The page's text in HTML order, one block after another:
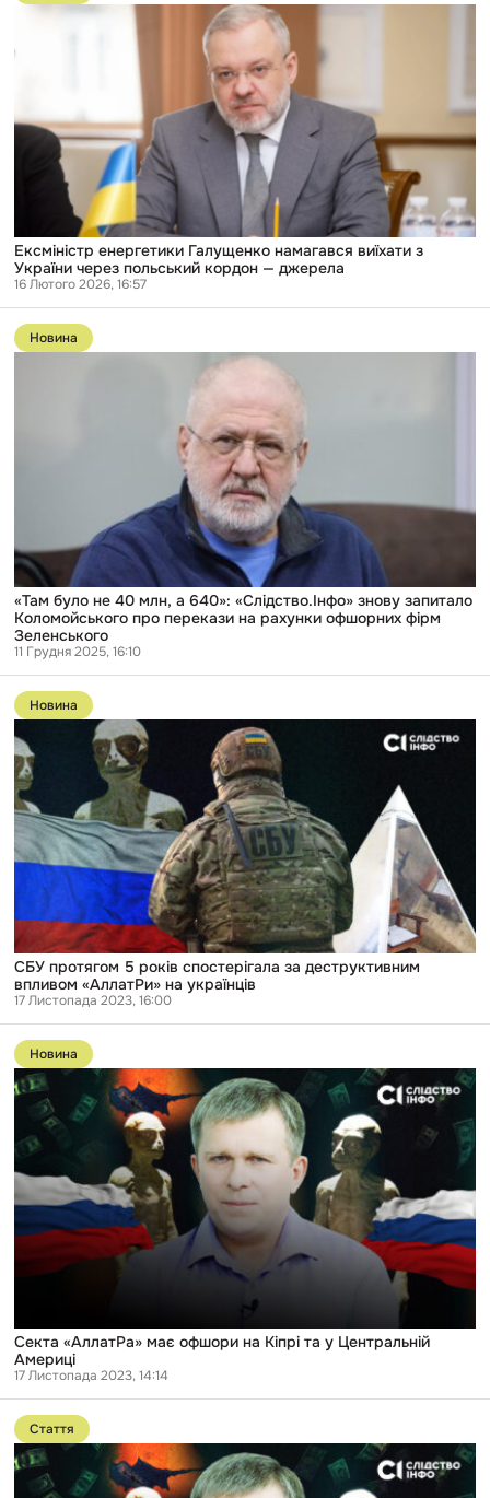
Ексміністр
Галущенко
України
польський
джерела
Ексміністр енергетики Галущенко намагався виїхати з
України через польський кордон — джерела
16 Лютого 2026, 16:57
Перейти
до
публікації
Коломойського
про
перекази
на
рахунки
офшорних
фірм
Зеленського
Новина
«Там було не 40 млн, а 640»: «Слідство.Інфо» знову запитало
Коломойського про перекази на рахунки офшорних фірм
Зеленського
11 Грудня 2025, 16:10
Перейти
до
публікації
СБУ
протягом
років
спостерігала
за
деструктивним
впливом
«АллатРи»
на
українців
Новина
СБУ протягом 5 років спостерігала за деструктивним
впливом «АллатРи» на українців
17 Листопада 2023, 16:00
Перейти
до
публікації
Секта
«АллатРа»
офшори
на
Кіпрі
та
Центральній
Америці
Новина
Секта «АллатРа» має офшори на Кіпрі та у Центральній
Америці
17 Листопада 2023, 14:14
Перейти
до
публікації
Шлях
«АллатРи»
Стаття